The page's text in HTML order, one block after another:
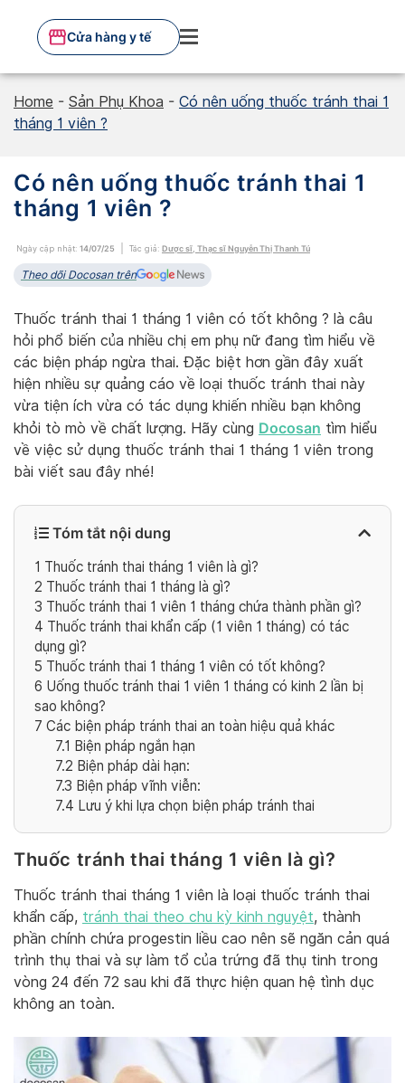
content
Cửa hàng y tế
Home - Sản Phụ Khoa - Có nên uống thuốc tránh thai 1
tháng 1 viên ?
Có nên uống thuốc tránh thai 1
tháng 1 viên ?
Ngày cập nhật: 14/07/25 Tác giả: Dược sĩ, Thạc sĩ Nguyễn Thị Thanh Tú
Theo dõi Docosan trên
Thuốc tránh thai 1 tháng 1 viên có tốt không ? là câu
hỏi phổ biến của nhiều chị em phụ nữ đang tìm hiểu về
các biện pháp ngừa thai. Đặc biệt hơn gần đây xuất
hiện nhiều sự quảng cáo về loại thuốc tránh thai này
vừa tiện ích vừa có tác dụng khiến nhiều bạn không
khỏi tò mò về chất lượng. Hãy cùng Docosan tìm hiểu
về việc sử dụng thuốc tránh thai 1 tháng 1 viên trong
bài viết sau đây nhé!
Tóm tắt nội dung
1 Thuốc tránh thai tháng 1 viên là gì?
2 Thuốc tránh thai 1 tháng là gì?
3 Thuốc tránh thai 1 viên 1 tháng chứa thành phần gì?
4 Thuốc tránh thai khẩn cấp (1 viên 1 tháng) có tác
dụng gì?
5 Thuốc tránh thai 1 tháng 1 viên có tốt không?
6 Uống thuốc tránh thai 1 viên 1 tháng có kinh 2 lần bị
sao không?
7 Các biện pháp tránh thai an toàn hiệu quả khác
7.1 Biện pháp ngắn hạn
7.2 Biện pháp dài hạn:
7.3 Biện pháp vĩnh viễn:
7.4 Lưu ý khi lựa chọn biện pháp tránh thai
Thuốc tránh thai tháng 1 viên là gì?
Thuốc tránh thai tháng 1 viên là loại thuốc tránh thai
khẩn cấp, tránh thai theo chu kỳ kinh nguyệt, thành
phần chính chứa progestin liều cao nên sẽ ngăn cản quá
trình thụ thai và sự làm tổ của trứng đã thụ tinh trong
vòng 24 đến 72 sau khi đã thực hiện quan hệ tình dục
không an toàn.